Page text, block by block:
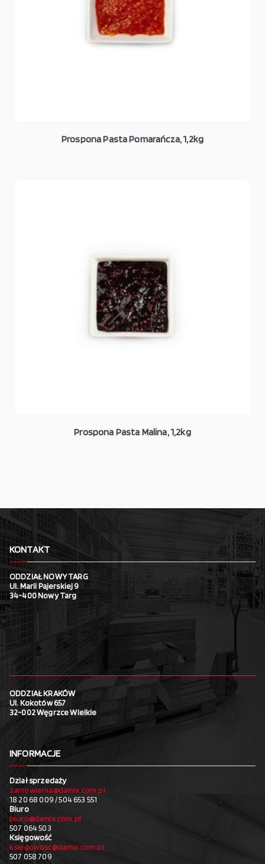
Prospona Pasta Pomarańcza, 1,2kg
Prospona Pasta Malina, 1,2kg
KONTAKT
ODDZIAŁ NOWY TARG
Ul. Marii Pajerskiej 9
34-400 Nowy Targ
ODDZIAŁ KRAKÓW
Ul. Kokotów 657
32-002 Węgrzce Wielkie
INFORMACJE
Dział sprzedaży
zamowienia@damix.com.pl
18 20 68 009 / 504 653 551
Biuro
biuro@damix.com.pl
507 064 503
Księgowość
ksiegowosc@damix.com.pl
507 058 709